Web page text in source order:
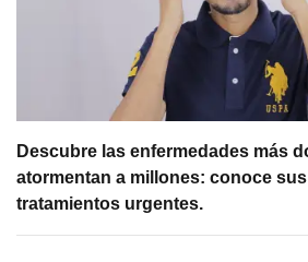
Descubre las enfermedades más
atormentan a millones: conoce
tratamientos urgentes.